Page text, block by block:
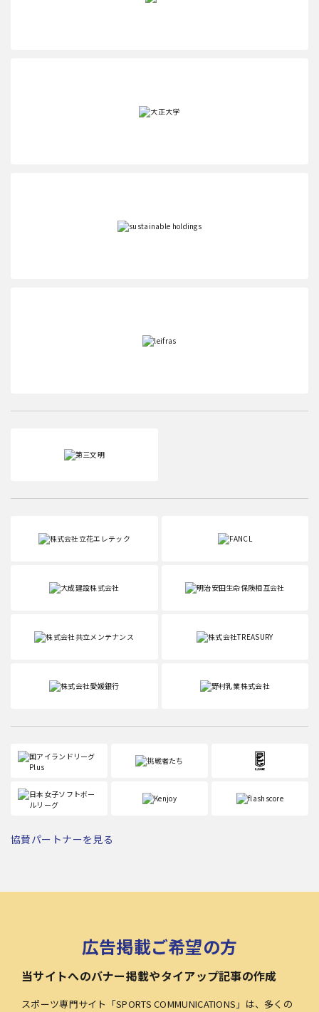
協賛パートナーを見る
広告掲載ご希望の方
当サイトへのバナー掲載やタイアップ記事の作成
スポーツ専門サイト「SPORTS COMMUNICATIONS」は、多くの